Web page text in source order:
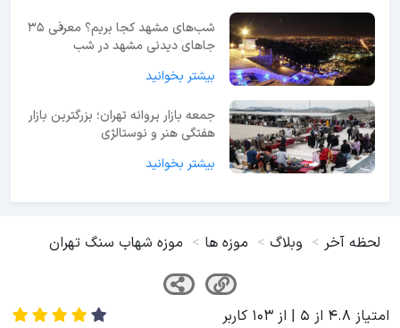
شب‌های مشهد کجا بریم؟ معرفی 35
جاهای دیدنی مشهد در شب
بیشتر بخوانید
جمعه بازار پروانه تهران؛ بزرگترین بازار
هفتگی هنر و نوستالژی
بیشتر بخوانید
لحظه آخر وبلاگ موزه ها موزه شهاب سنگ تهران
امتیاز 4.8 از 5 | از 103 کاربر